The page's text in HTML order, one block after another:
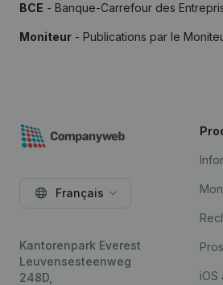
BCE - Banque-Carrefour des
Moniteur - Publications par le
Français
Kantorenpark Everest
Leuvensesteenweg
248D,
iOS